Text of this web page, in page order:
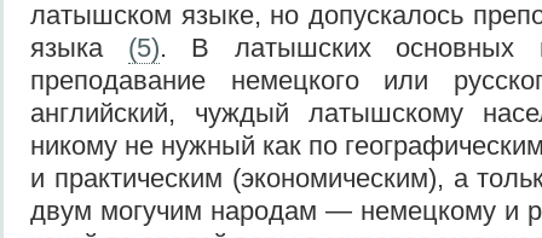
латышском языке, но допускалось
языка (5). В латышских основных
преподавание немецкого или
английский, чуждый латышскому
никому не нужный как по
и практическим (экономическим), а
двум могучим народам — немецкому и